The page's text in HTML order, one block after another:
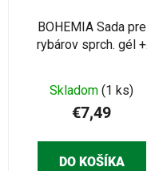
BOHEMIA Sada pre
rybárov sprch. gél +
(BC126026)
Skladom (1 ks)
€7,49
DO KOŠÍKA